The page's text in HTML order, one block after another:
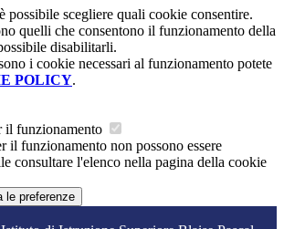
possibile scegliere quali cookie consentire.
quelli che consentono il funzionamento della
disabilitarli.
i cookie necessari al funzionamento potete
POLICY.
il funzionamento
il funzionamento non possono essere
consultare l'elenco nella pagina della cookie
le preferenze